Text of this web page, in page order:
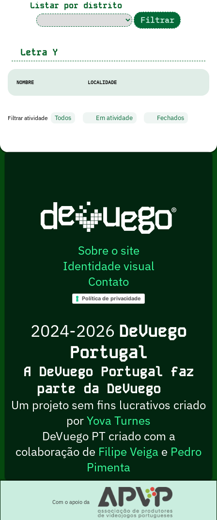
Listar por distrito
Letra Y
NOMBRE LOCALIDADE
Filtrar atividade Todos Em atividade Fechados
Sobre o site
Identidade visual
Contato
Política de privacidade
2024-2026 DeVuego
Portugal
A DeVuego Portugal faz
parte da DeVuego
Um projeto sem fins lucrativos criado
porYova Turnes
DeVuego PT criado com a
colaboração de Filipe Veiga e Pedro
Pimenta
Com o apoio da